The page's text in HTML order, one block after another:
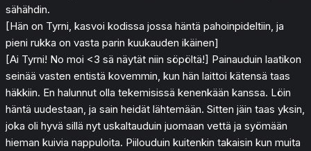
sähähdin.
[Hän on Tyrni, kasvoi kodissa jossa häntä pahoinpideltiin, ja
pieni rukka on vasta parin kuukauden ikäinen]
[Ai Tyrni! No moi <3 sä näytät niin söpöltä!] Painauduin laatikon
seinää vasten entistä kovemmin, kun hän laittoi kätensä taas
häkkiin. En halunnut olla tekemisissä kenenkään kanssa. Löin
häntä uudestaan, ja sain heidät lähtemään. Sitten jäin taas yksin,
joka oli hyvä sillä nyt uskaltauduin juomaan vettä ja syömään
hieman kuivia nappuloita. Piilouduin kuitenkin takaisin kun muita